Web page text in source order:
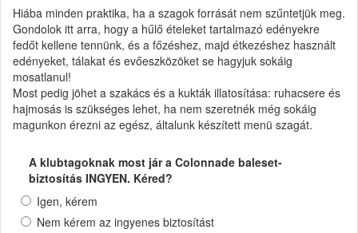
Hiába minden praktika, ha a szagok forrását nem szűntetjük meg.
Gondolok itt arra, hogy a hűlő ételeket tartalmazó edényekre
fedőt kellene tennünk, és a főzéshez, majd étkezéshez használt
edényeket, tálakat és evőeszközöket se hagyjuk sokáig
mosatlanul!
Most pedig jöhet a szakács és a kukták illatosítása: ruhacsere és
hajmosás is szükséges lehet, ha nem szeretnék még sokáig
magunkon érezni az egész, általunk készített menü szagát.
A klubtagoknak most jár a Colonnade baleset-
biztosítás INGYEN. Kéred?
Igen, kérem
Nem kérem az ingyenes biztosítást